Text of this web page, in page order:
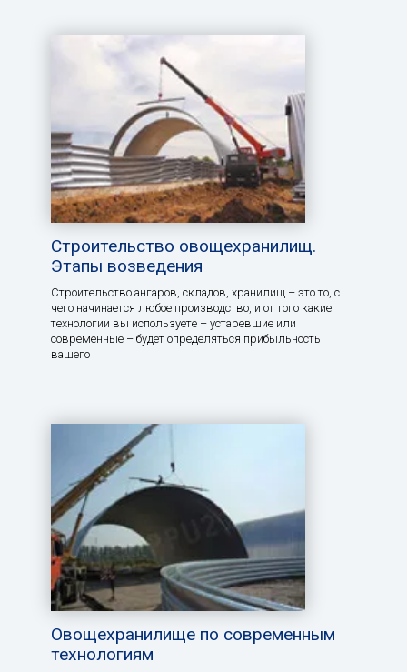
Строительство овощехранилищ.
Этапы возведения
Строительство ангаров, складов, хранилищ – это то, с
чего начинается любое производство, и от того какие
технологии вы используете – устаревшие или
современные – будет определяться прибыльность
вашего
Овощехранилище по современным
технологиям